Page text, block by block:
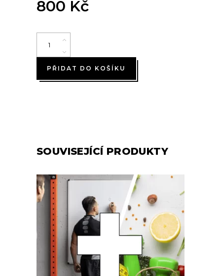
800 Kč
Quantity
PŘIDAT DO KOŠÍKU
SOUVISEJÍCÍ PRODUKTY